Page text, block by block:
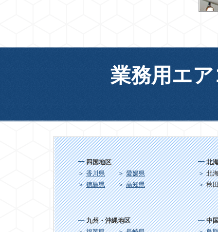
業務用エ
九州・沖縄地区
北
北
秋
中
四国地区
香川県
愛媛県
徳島県
高知県